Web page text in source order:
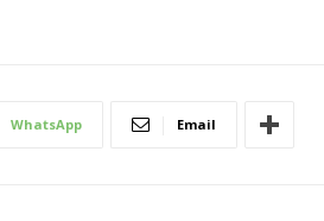
WhatsApp Email